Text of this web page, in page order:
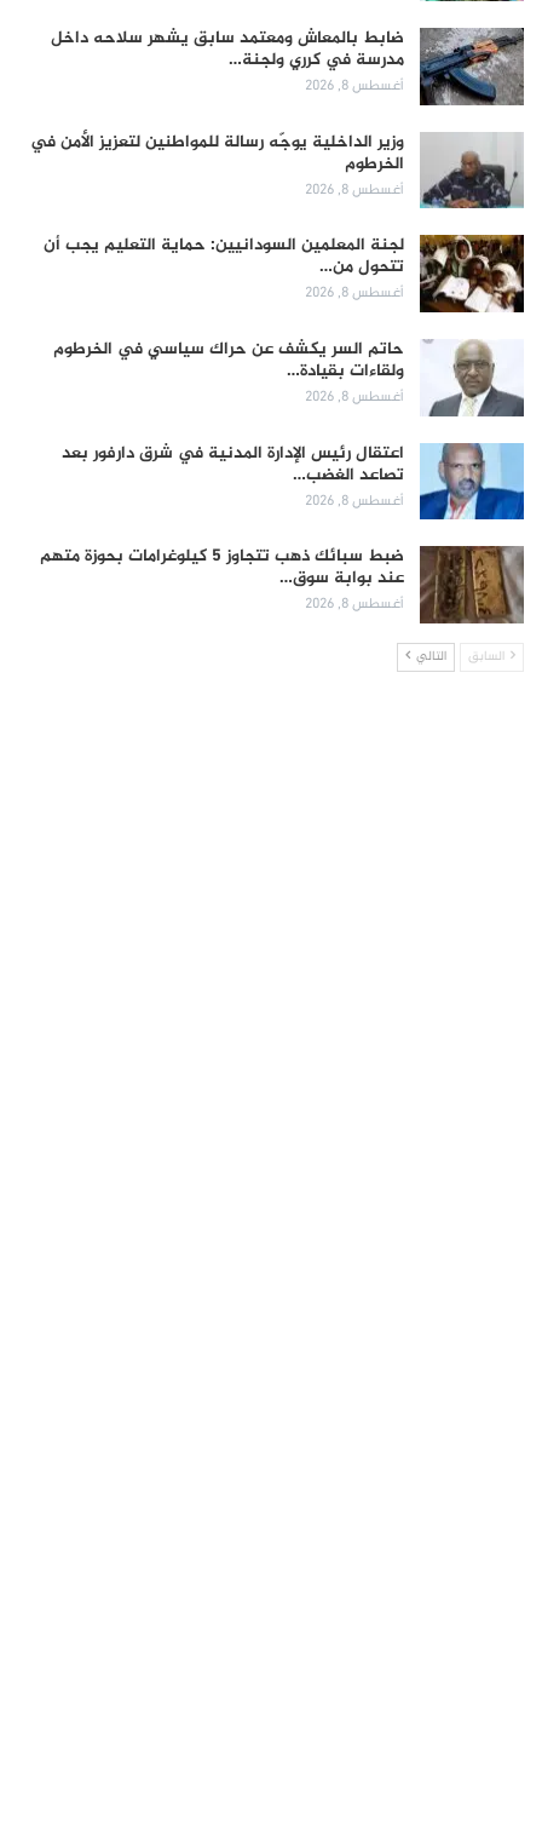
ضابط بالمعاش ومعتمد سابق يشهر سلاحه داخل
مدرسة في كرري ولجنة…
أغسطس 8, 2026
وزير الداخلية يوجّه رسالة للمواطنين لتعزيز الأمن في
الخرطوم
أغسطس 8, 2026
لجنة المعلمين السودانيين: حماية التعليم يجب أن
تتحول من…
أغسطس 8, 2026
حاتم السر يكشف عن حراك سياسي في الخرطوم
ولقاءات بقيادة…
أغسطس 8, 2026
اعتقال رئيس الإدارة المدنية في شرق دارفور بعد
تصاعد الغضب…
أغسطس 8, 2026
ضبط سبائك ذهب تتجاوز 5 كيلوغرامات بحوزة متهم
عند بوابة سوق…
أغسطس 8, 2026
السابق التالي